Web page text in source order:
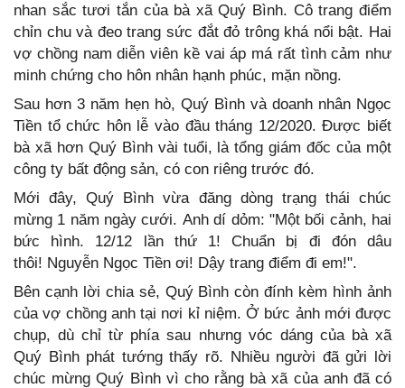
nhan sắc tươi tắn của bà xã Quý Bình. Cô trang điểm
chỉn chu và đeo trang sức đắt đỏ trông khá nổi bật. Hai
vợ chồng nam diễn viên kề vai áp má rất tình cảm như
minh chứng cho hôn nhân hạnh phúc, mặn nồng.
Sau hơn 3 năm hẹn hò, Quý Bình và doanh nhân Ngọc
Tiền tổ chức hôn lễ vào đầu tháng 12/2020. Được biết
bà xã hơn Quý Bình vài tuổi, là tổng giám đốc của một
công ty bất động sản, có con riêng trước đó.
Mới đây, Quý Bình vừa đăng dòng trạng thái chúc
mừng 1 năm ngày cưới. Anh dí dỏm: "Một bối cảnh, hai
bức hình. 12/12 lần thứ 1! Chuẩn bị đi đón dâu
thôi! Nguyễn Ngọc Tiền ơi! Dậy trang điểm đi em!".
Bên cạnh lời chia sẻ, Quý Bình còn đính kèm hình ảnh
của vợ chồng anh tại nơi kỉ niệm. Ở bức ảnh mới được
chụp, dù chỉ từ phía sau nhưng vóc dáng của bà xã
Quý Bình phát tướng thấy rõ. Nhiều người đã gửi lời
chúc mừng Quý Bình vì cho rằng bà xã của anh đã có